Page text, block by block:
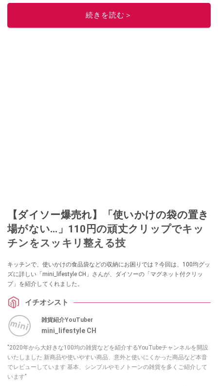
続きを読む＞
【ダイソー爆売れ】「使いかけの袋の置き
場がない…」110円の頑丈クリップでキッ
チンをスッキリ整える技
キッチンで、使いかけの食品袋などの収納にお困りでは？今回は、100均グッ
ズに詳しい「mini_lifestyle CH」さんが、ダイソーの「マグネット付クリッ
プ」を紹介してくれました。
イチオシスト
雑貨紹介YouTuber
mini_lifestyle CH
"2020年から大好きな100均の雑貨などを紹介するYouTubeチャンネルを開設
いたしました 新商品や使いやすい商品、意外と使いにくかった商品など本音
でレビューしています 基本、シンプルやモノトーンの雑貨を多くご紹介して
います"